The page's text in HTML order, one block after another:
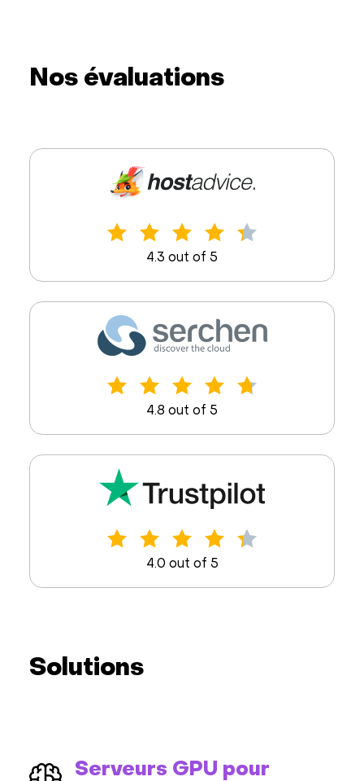
Nos évaluations
4.3 out of 5
4.8 out of 5
4.0 out of 5
Solutions
Serveurs GPU pour